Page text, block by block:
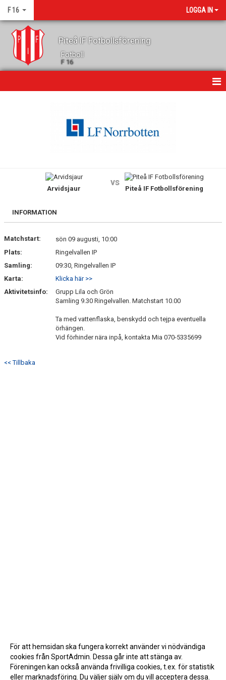
F 16 LOGGA IN
Piteå IF Fotbollsförening
Fotboll
F 16
KALENDER
TRUPPEN
MEDLEMSSKAP
Arvidsjaur
vs
Piteå IF Fotbollsförening
INFORMATION
Matchstart:
sön 09 augusti, 10:00
Plats:
Ringelvallen IP
Samling:
09:30, Ringelvallen IP
Karta:
Klicka här >>
Aktivitetsinfo:
Grupp Lila och Grön
Samling 9.30 Ringelvallen. Matchstart 10.00
Ta med vattenflaska, benskydd och tejpa eventuella
örhängen.
Vid förhinder nära inpå, kontakta Mia 070-5335699
<< Tillbaka
För att hemsidan ska fungera korrekt använder vi nödvändiga
cookies från SportAdmin. Dessa går inte att stänga av.
Föreningen kan också använda frivilliga cookies, t.ex. för statistik
eller marknadsföring. Du väljer själv om du vill acceptera dessa.